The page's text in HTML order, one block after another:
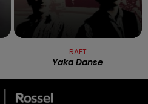
RAFT
Yaka Danse